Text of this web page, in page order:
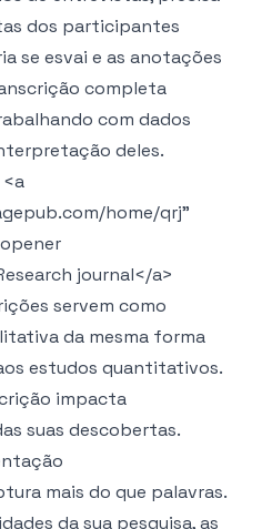
dos participantes
se esvai e as anotações
completa
com dados
deles.
<a
home/qrj"
journal</a>
servem como
da mesma forma
estudos quantitativos.
impacta
suas descobertas.
mais do que palavras.
da sua pesquisa, as